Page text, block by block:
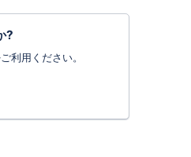
?
利用ください。